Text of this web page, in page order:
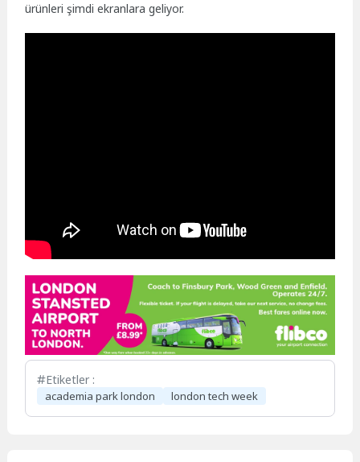
ürünleri şimdi ekranlara geliyor.
Etiketler :
academia park london london tech week